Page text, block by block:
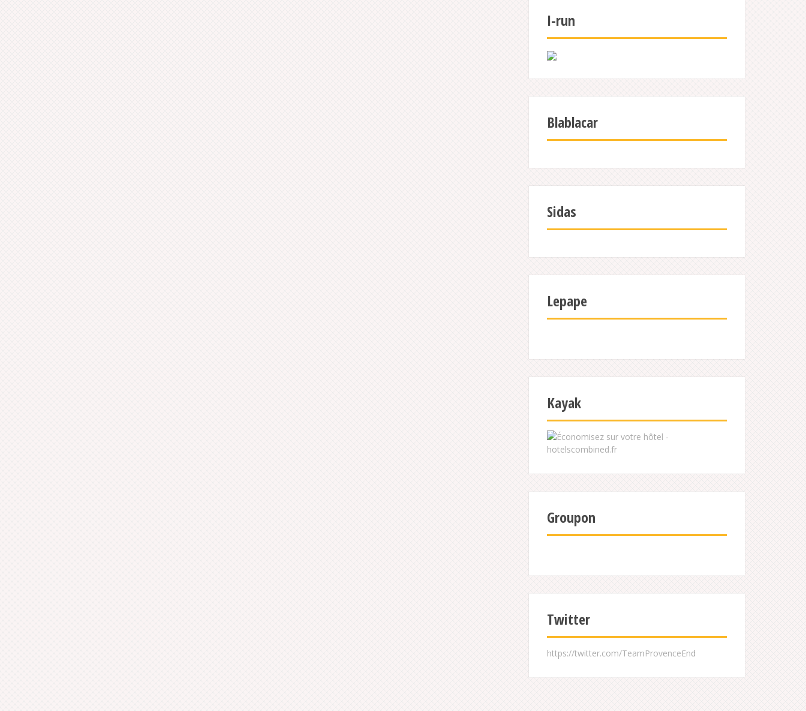
I-run
Blablacar
Sidas
Lepape
Kayak
Groupon
Twitter
https://twitter.com/TeamProvenceEnd